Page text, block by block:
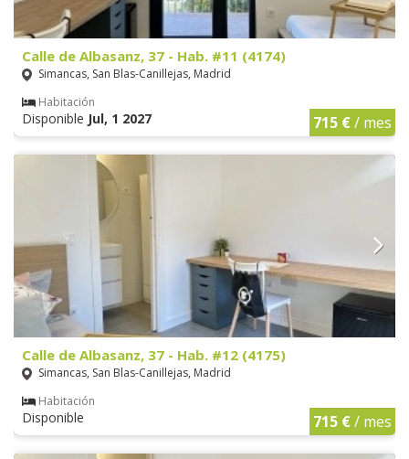
Calle de Albasanz, 37 - Hab. #11 (4174)
Simancas, San Blas-Canillejas, Madrid
Habitación
Disponible Jul, 1 2027 715 €/ mes
Calle de Albasanz, 37 - Hab. #12 (4175)
Simancas, San Blas-Canillejas, Madrid
Habitación
Disponible 715 €/ mes